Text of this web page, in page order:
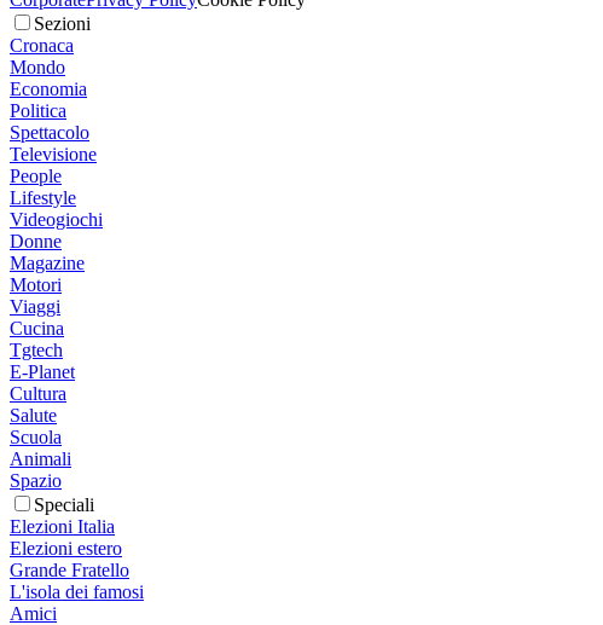
Sezioni
Cronaca
Mondo
Economia
Politica
Spettacolo
Televisione
People
Lifestyle
Videogiochi
Donne
Magazine
Motori
Viaggi
Cucina
Tgtech
E-Planet
Cultura
Salute
Scuola
Animali
Spazio
Speciali
Elezioni Italia
Elezioni estero
Grande Fratello
L'isola dei famosi
Amici